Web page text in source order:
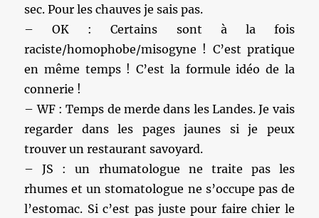
sec. Pour les chauves je sais pas.
– OK : Certains sont à la fois
raciste/homophobe/misogyne ! C’est pratique
en même temps ! C’est la formule idéo de la
connerie !
– WF : Temps de merde dans les Landes. Je vais
regarder dans les pages jaunes si je peux
trouver un restaurant savoyard.
– JS : un rhumatologue ne traite pas les
rhumes et un stomatologue ne s’occupe pas de
l’estomac. Si c’est pas juste pour faire chier le